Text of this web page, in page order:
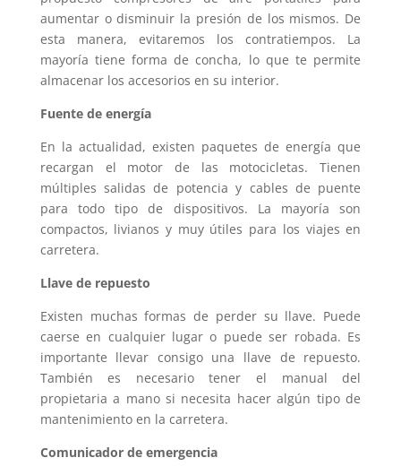
aumentar o disminuir la presión de los mismos. De
esta manera, evitaremos los contratiempos. La
mayoría tiene forma de concha, lo que te permite
almacenar los accesorios en su interior.
Fuente de energía
En la actualidad, existen paquetes de energía que
recargan el motor de las motocicletas. Tienen
múltiples salidas de potencia y cables de puente
para todo tipo de dispositivos. La mayoría son
compactos, livianos y muy útiles para los viajes en
carretera.
Llave de repuesto
Existen muchas formas de perder su llave. Puede
caerse en cualquier lugar o puede ser robada. Es
importante llevar consigo una llave de repuesto.
También es necesario tener el manual del
propietaria a mano si necesita hacer algún tipo de
mantenimiento en la carretera.
Comunicador de emergencia